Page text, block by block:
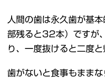
人間の歯は永久歯が基
部残ると32本）ですが
り、一度抜けると二度と
歯がないと食事もまま